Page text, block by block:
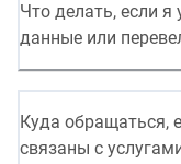
Что делать, если
данные или
Куда обращаться,
связаны с